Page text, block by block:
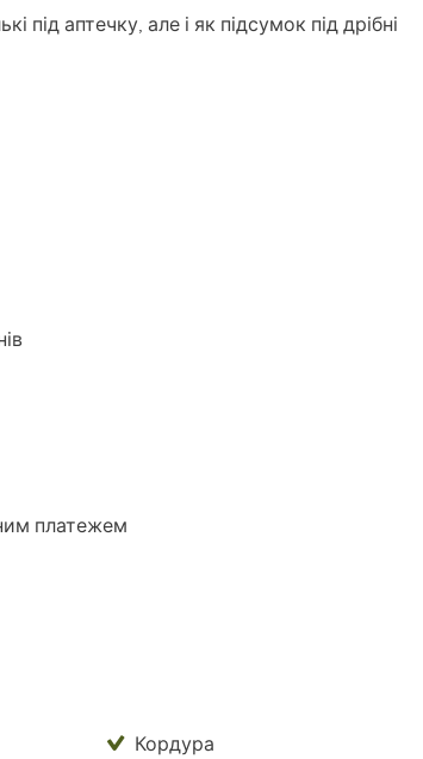
під аптечку, але і як підсумок під дрібні
платежем
Кордура